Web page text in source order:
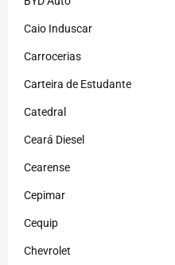
Caio Induscar
Carrocerias
Carteira de Estudante
Catedral
Ceará Diesel
Cearense
Cepimar
Cequip
Chevrolet